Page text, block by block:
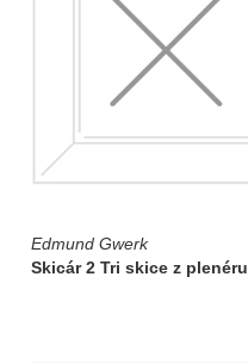
Edmund Gwerk
Skicár 2 Tri skice z plenéru